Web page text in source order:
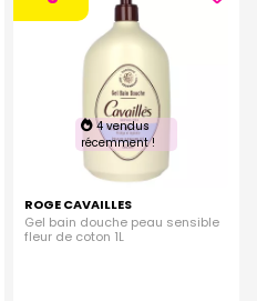
4 vendus
récemment !
ROGE CAVAILLES
Gel bain douche peau sensible
fleur de coton 1L